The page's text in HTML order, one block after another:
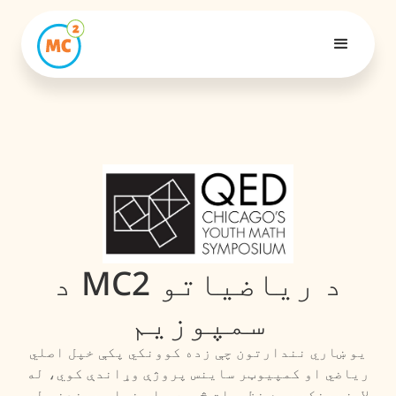
د MC2 د ریاضیاتو
سمپوزیم
یو ښاري نندارتون چې زده کوونکي پکې خپل اصلي
ریاضي او کمپیوټر ساینس پروژې وړاندې کوي، له